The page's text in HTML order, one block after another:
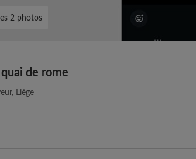
2 photos
de rome
Liège